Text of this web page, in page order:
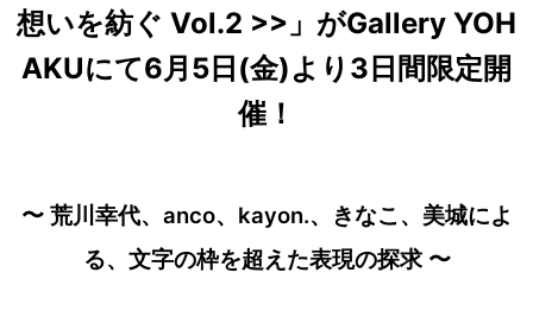
想いを紡ぐ Vol.2 >>」がGallery YOH
AKUにて6月5日(金)より3日間限定開
催！
〜 荒川幸代、anco、kayon.、きなこ、美城によ
る、文字の枠を超えた表現の探求 〜